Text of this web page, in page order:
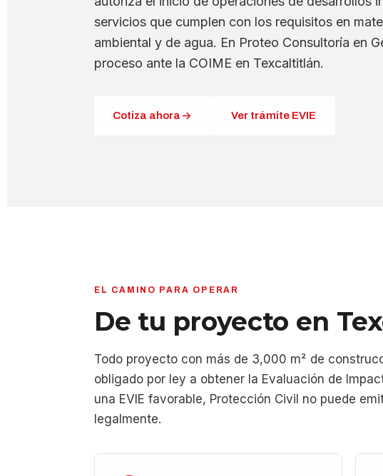
servicios que cumplen con los requisitos en
ambiental y de agua. En Proteo Consultoría en
proceso ante la COIME en Texcaltitlán.
Cotiza ahora Ver trámite EVIE
EL CAMINO PARA OPERAR
De tu proyecto en
Todo proyecto con más de 3,000 m² de
obligado por ley a obtener la Evaluación de
una EVIE favorable, Protección Civil no puede
legalmente.